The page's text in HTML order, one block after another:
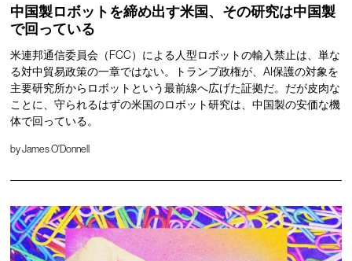
中国製ロボットを締め出す米国、その研究は中国製
で回っている
米連邦通信委員会（FCC）による人型ロボットの輸入禁止は、単な
る対中貿易政策の一章ではない。トランプ政権が、AI保護の対象を
主要研究所からロボットという最前線へ広げた証拠だ。だが皮肉な
ことに、守られるはずの米国のロボット研究は、中国製の安価な機
体で回っている。
byJames O'Donnell